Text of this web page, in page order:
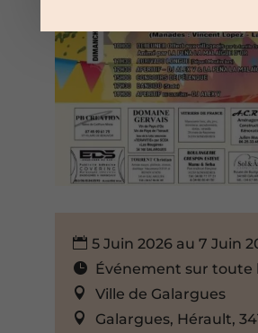
5 Juin 2026 au 7 Juin
Événement sur toute
Ville de Galargues
Galargues, Hérault,